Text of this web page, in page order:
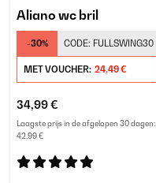
Aliano wc bril
-30% CODE: FULLSWING30
MET VOUCHER: 24,49 €
34,99 €
Laagste prijs in de afgelopen 30 dagen:
42,99 €